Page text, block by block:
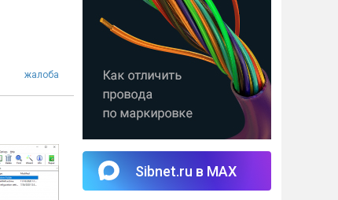
жалоба
Sibnet.ru в MAX